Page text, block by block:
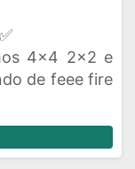
4x4 2x2 e
de feee fire